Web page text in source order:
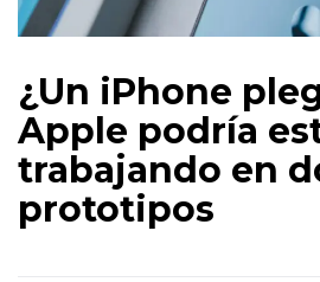
¿Un iPhone
Apple podría
trabajando en
prototipos